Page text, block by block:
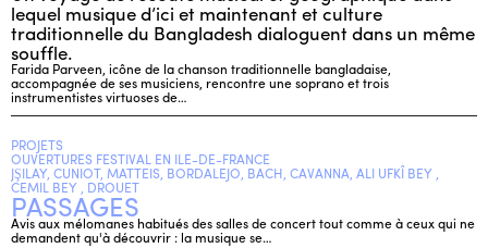
lequel musique d’ici et maintenant et culture
traditionnelle du Bangladesh dialoguent dans un même
souffle.
Farida Parveen, icône de la chanson traditionnelle bangladaise,
accompagnée de ses musiciens, rencontre une soprano et trois
instrumentistes virtuoses de…
PROJETS
OUVERTURES FESTIVAL EN ILE-DE-FRANCE
JŞILAY, CUNIOT, MATTEIS, BORDALEJO, BACH, CAVANNA, ALI UFKÎ BEY ,
CEMIL BEY , DROUET
PASSAGES
Avis aux mélomanes habitués des salles de concert tout comme à ceux qui ne
demandent qu'à découvrir : la musique se…